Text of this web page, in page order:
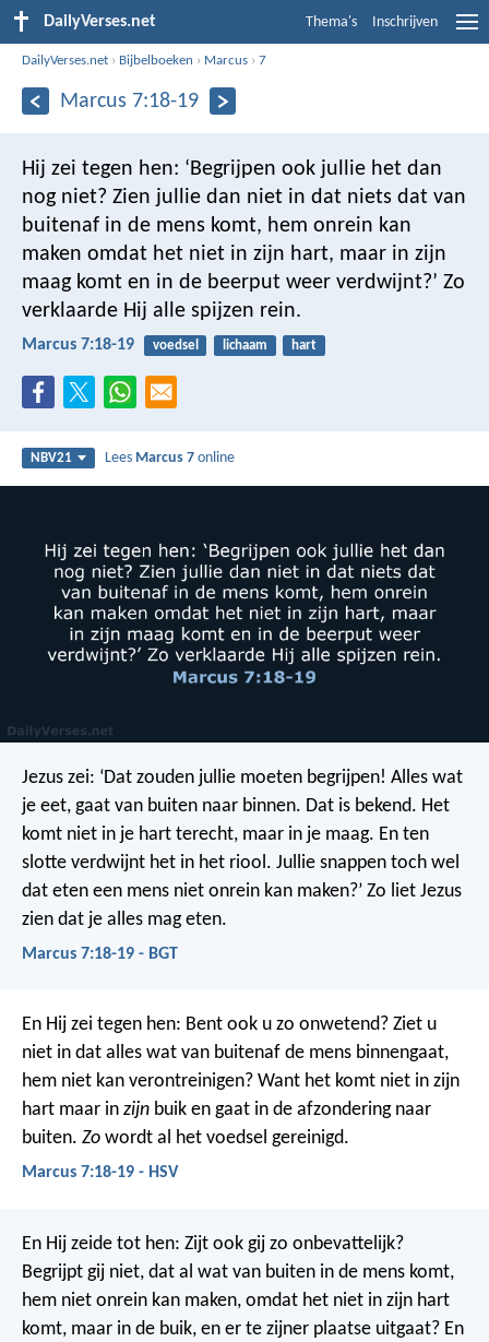
DailyVerses.net Thema's Inschrijven
DailyVerses.net › Bijbelboeken › Marcus ›7
Marcus 7:18-19
Hij zei tegen hen: ‘Begrijpen ook jullie het dan
nog niet? Zien jullie dan niet in dat niets dat van
buitenaf in de mens komt, hem onrein kan
maken omdat het niet in zijn hart, maar in zijn
maag komt en in de beerput weer verdwijnt?’ Zo
verklaarde Hij alle spijzen rein.
Marcus 7:18-19 voedsel lichaam hart
NBV21 Lees Marcus 7 online
Jezus zei: ‘Dat zouden jullie moeten begrijpen! Alles wat
je eet, gaat van buiten naar binnen. Dat is bekend. Het
komt niet in je hart terecht, maar in je maag. En ten
slotte verdwijnt het in het riool. Jullie snappen toch wel
dat eten een mens niet onrein kan maken?’ Zo liet Jezus
zien dat je alles mag eten.
Marcus 7:18-19 - BGT
En Hij zei tegen hen: Bent ook u zo onwetend? Ziet u
niet in dat alles wat van buitenaf de mens binnengaat,
hem niet kan verontreinigen? Want het komt niet in zijn
hart maar in zijn buik en gaat in de afzondering naar
buiten. Zo wordt al het voedsel gereinigd.
Marcus 7:18-19 - HSV
En Hij zeide tot hen: Zijt ook gij zo onbevattelijk?
Begrijpt gij niet, dat al wat van buiten in de mens komt,
hem niet onrein kan maken, omdat het niet in zijn hart
komt, maar in de buik, en er te zijner plaatse uitgaat? En